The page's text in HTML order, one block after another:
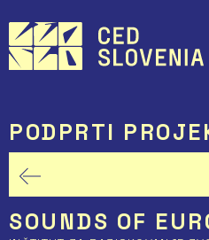
to
vsebine
PODPRTI
SOUNDS OF